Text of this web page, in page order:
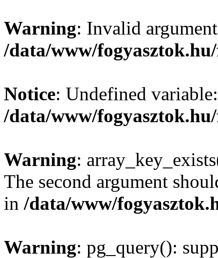
Warning: Invalid
/data/www/
Notice: Undefined
/data/www/
Warning:
The second argument
in /data/www/
Warning: pg_query():